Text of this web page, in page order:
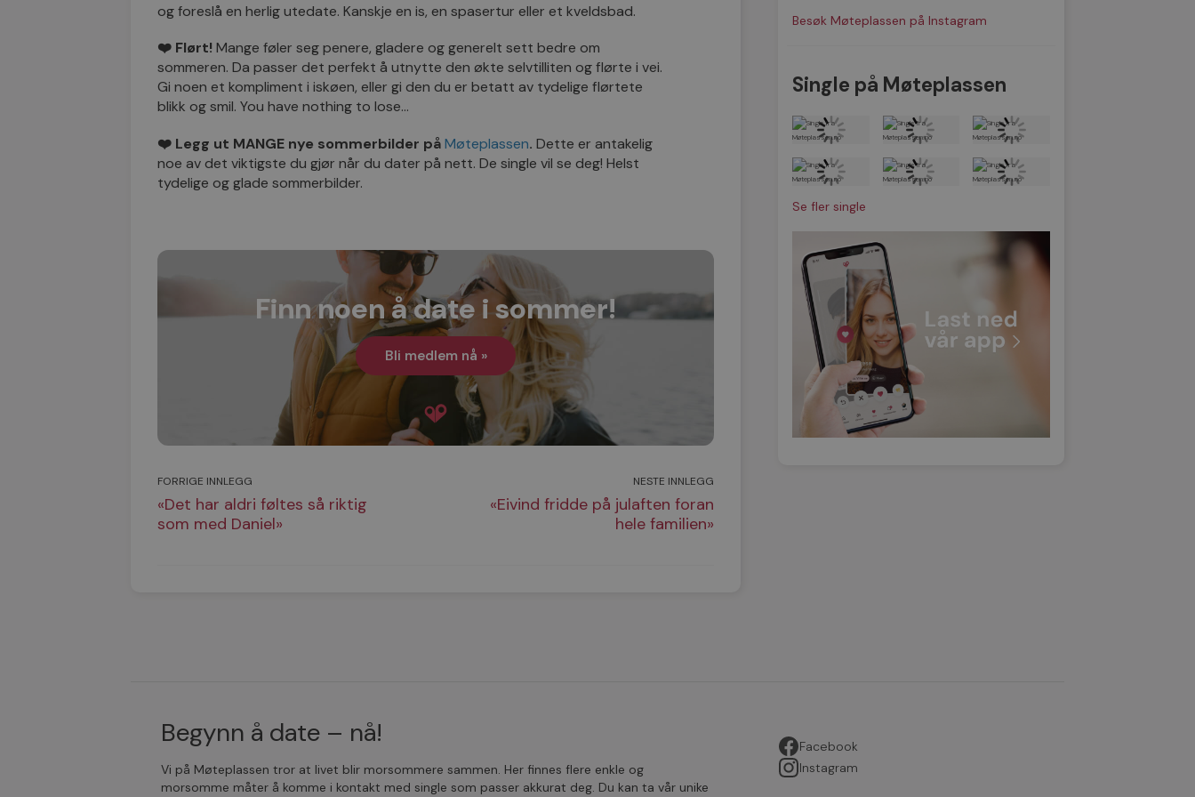
og foreslå en herlig utedate. Kanskje en is, en spasertur eller et kveldsbad.
❤️ Flørt! Mange føler seg penere, gladere og generelt sett bedre om
sommeren. Da passer det perfekt å utnytte den økte selvtilliten og flørte i vei.
Gi noen et kompliment i iskøen, eller gi den du er betatt av tydelige flørtete
blikk og smil. You have nothing to lose…
❤️ Legg ut MANGE nye sommerbilder påMøteplassen. Dette er antakelig
noe av det viktigste du gjør når du dater på nett. De single vil se deg! Helst
tydelige og glade sommerbilder.
Finn noen å date i sommer!
Bli medlem nå »
FORRIGE INNLEGG
«Det har aldri føltes så riktig
som med Daniel»
NESTE INNLEGG
«Eivind fridde på julaften foran
hele familien»
Besøk Møteplassen på Instagram
Single på Møteplassen
Se fler single
Begynn å date – nå!
Vi på Møteplassen tror at livet blir morsommere sammen. Her finnes flere enkle og
morsomme måter å komme i kontakt med single som passer akkurat deg. Du kan ta vår unike
Facebook
Instagram